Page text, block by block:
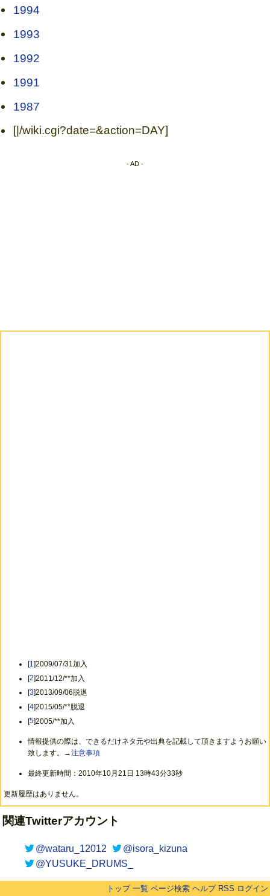
1994
1993
1992
1991
1987
[|/wiki.cgi?date=&action=DAY]
- AD -
[1]2009/07/31加入
[2]2011/12/**加入
[3]2013/09/06脱退
[4]2015/05/**脱退
[5]2005/**加入
情報提供の際は、できるだけネタ元や出典を記載して頂きますようお願い
致します。→注意事項
最終更新時間：2010年10月21日 13時43分33秒
更新履歴はありません。
関連Twitterアカウント
@wataru_12012
@isora_kizuna
@YUSUKE_DRUMS_
トップ 一覧 ページ検索 ヘルプ RSS ログイン